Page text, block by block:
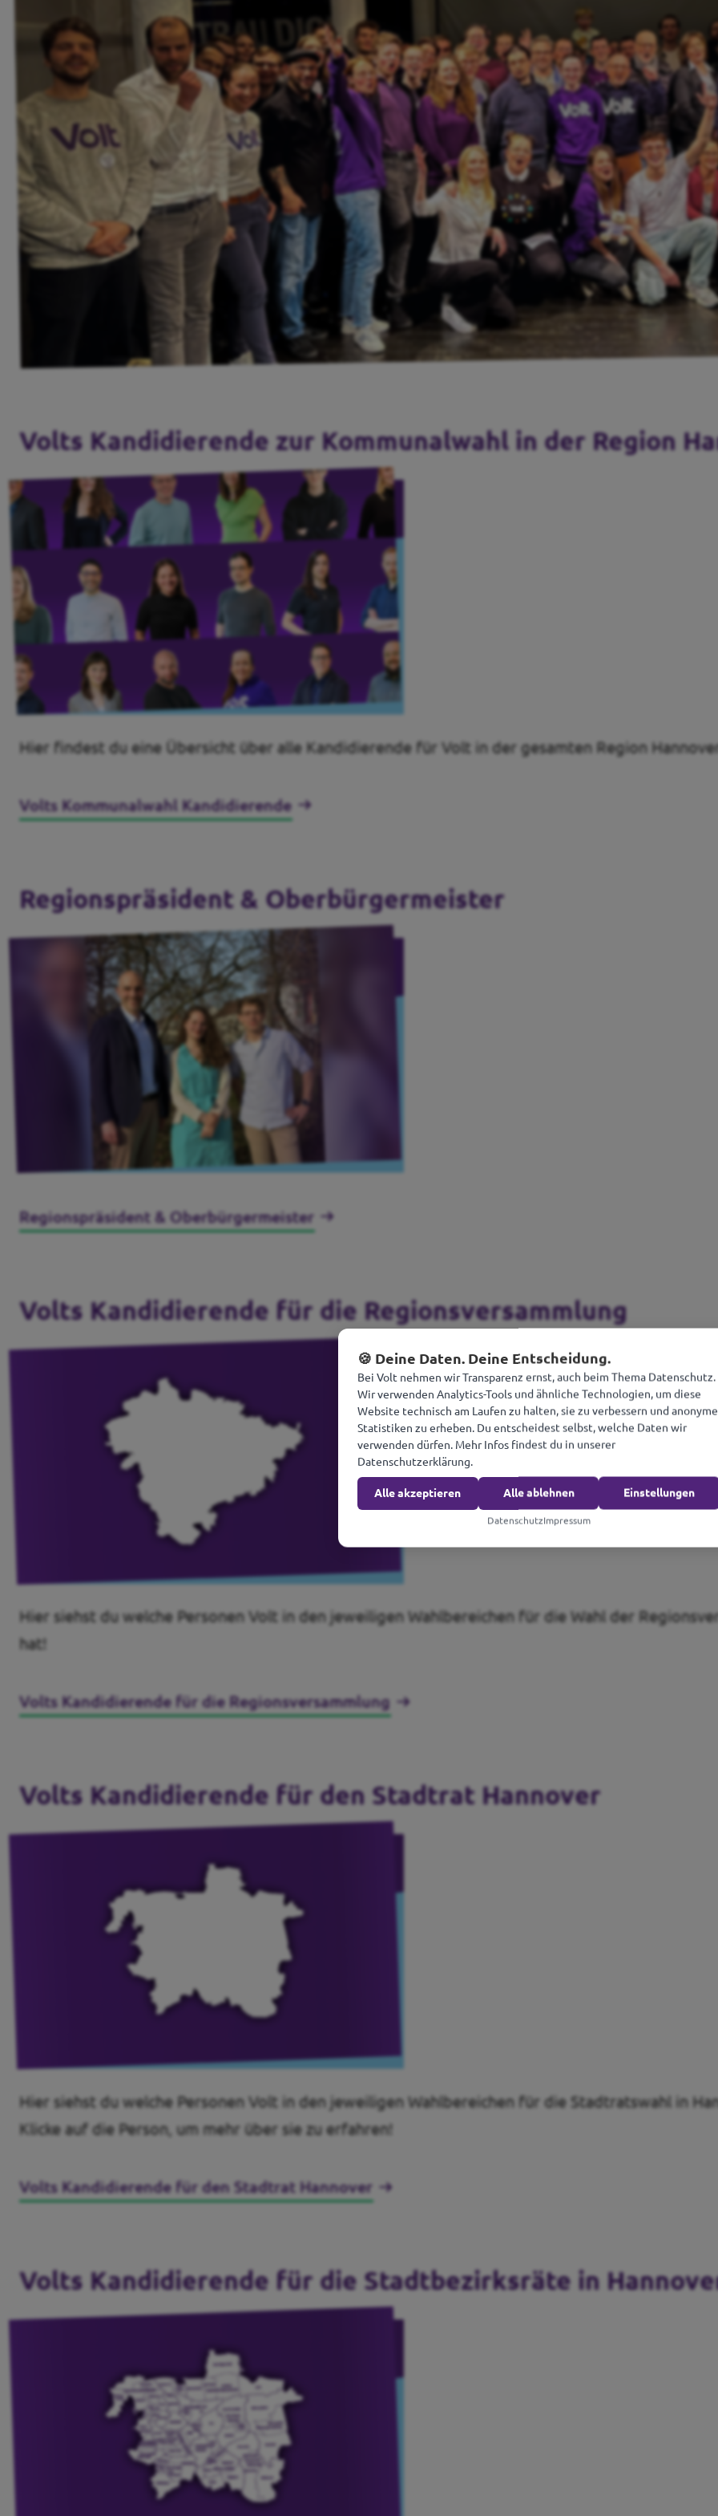
Volt Deutschland Merchandise Shop
Unsere Events
Kennenlernen und mitmachen
Deine Spende für Volt!
Jobs bei Volt
Datenschutz
Kontakt
Volts Kandidierende zur Kommunalwahl in der Region
Hier findest du eine Übersicht über alle Kandidierende für Volt in der gesamten Region
Volts Kommunalwahl Kandidierende
Regionspräsident & Oberbürgermeister
Regionspräsident & Oberbürgermeister
Volts Kandidierende für die Regionsversammlung
Hier siehst du welche Personen Volt in den jeweiligen Wahlbereichen für die Wahl der
hat!
Volts Kandidierende für die Regionsversammlung
Volts Kandidierende für den Stadtrat Hannover
Hier siehst du welche Personen Volt in den jeweiligen Wahlbereichen für die Stadtratswahl in
Klicke auf die Person, um mehr über sie zu erfahren!
Volts Kandidierende für den Stadtrat Hannover
Volts Kandidierende für die Stadtbezirksräte in
🍪 Deine Daten. Deine Entscheidung.
Bei Volt nehmen wir Transparenz ernst, auch beim Thema Datenschutz.
Wir verwenden Analytics-Tools und ähnliche Technologien, um diese
Website technisch am Laufen zu halten, sie zu verbessern und anonyme
Statistiken zu erheben. Du entscheidest selbst, welche Daten wir
verwenden dürfen. Mehr Infos findest du in unserer
Datenschutzerklärung.
Alle akzeptieren Alle ablehnen Einstellungen
DatenschutzImpressum